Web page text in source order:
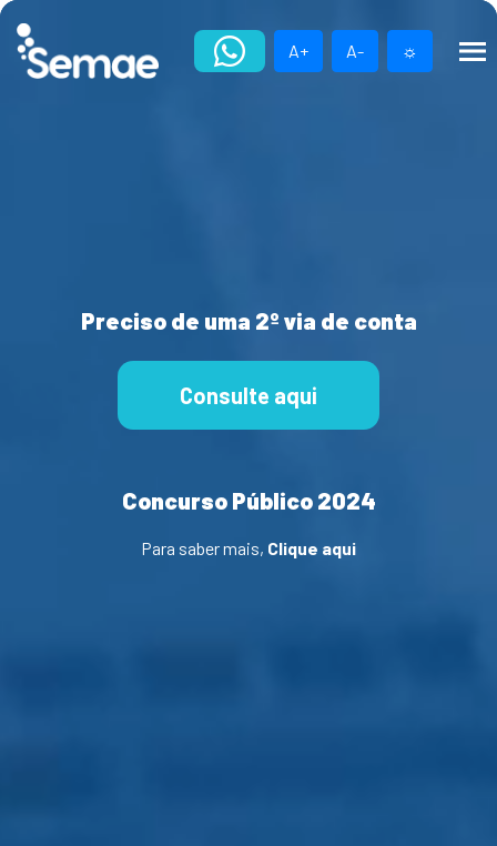
Skip
content
A+ A- ☼
Preciso de uma 2º via de conta
Consulte aqui
Concurso Público 2024
Para saber mais, Clique aqui